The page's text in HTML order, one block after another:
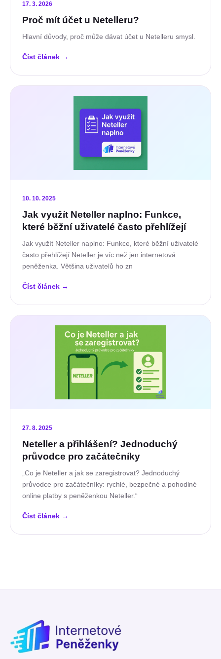
17. 3. 2026
Proč mít účet u Netelleru?
Hlavní důvody, proč může dávat účet u Netelleru smysl.
Číst článek →
10. 10. 2025
Jak využít Neteller naplno: Funkce,
které běžní uživatelé často přehlížejí
Jak využít Neteller naplno: Funkce, které běžní uživatelé
často přehlížejí Neteller je víc než jen internetová
peněženka. Většina uživatelů ho zn
Číst článek →
27. 8. 2025
Neteller a přihlášení? Jednoduchý
průvodce pro začátečníky
„Co je Neteller a jak se zaregistrovat? Jednoduchý
průvodce pro začátečníky: rychlé, bezpečné a pohodlné
online platby s peněženkou Neteller.“
Číst článek →